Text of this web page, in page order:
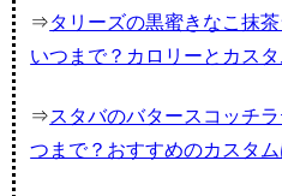
⇒タリーズの黒蜜きなこ抹
いつまで？カロリーとカスタ
⇒スタバのバタースコッチ
つまで？おすすめのカスタム